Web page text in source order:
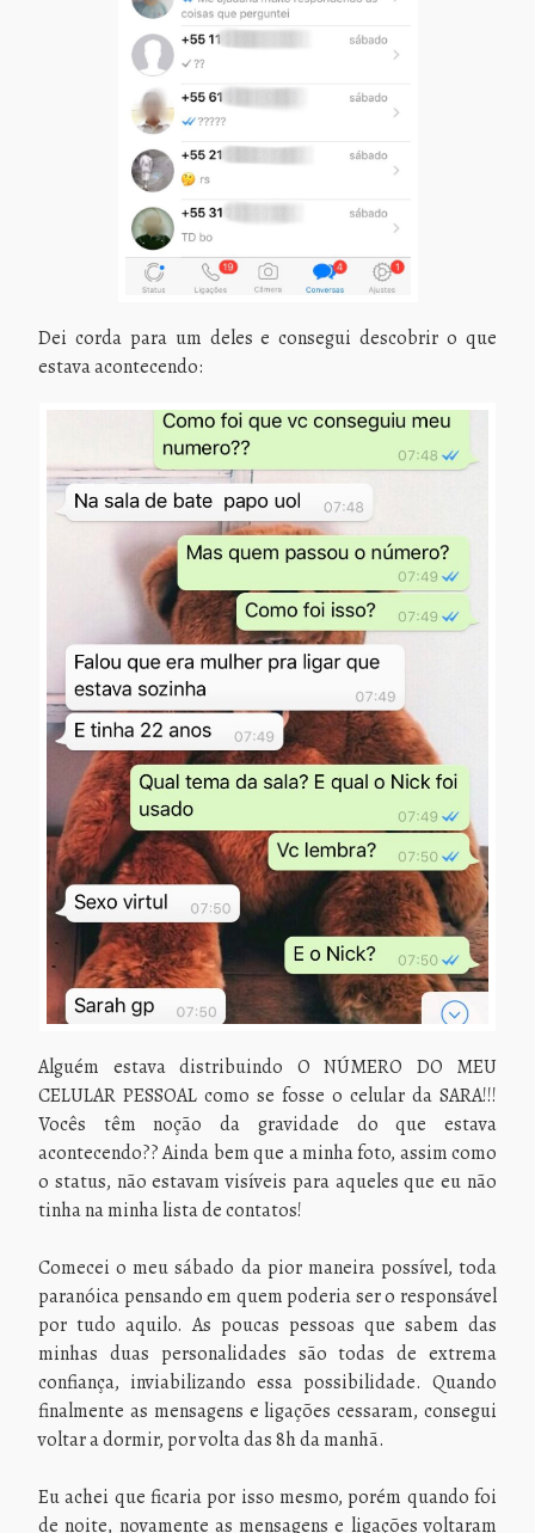
Dei corda para um deles e consegui descobrir o que
estava acontecendo:
Alguém estava distribuindo O NÚMERO DO MEU
CELULAR PESSOAL como se fosse o celular da SARA!!!
Vocês têm noção da gravidade do que estava
acontecendo?? Ainda bem que a minha foto, assim como
o status, não estavam visíveis para aqueles que eu não
tinha na minha lista de contatos!
Comecei o meu sábado da pior maneira possível, toda
paranóica pensando em quem poderia ser o responsável
por tudo aquilo. As poucas pessoas que sabem das
minhas duas personalidades são todas de extrema
confiança, inviabilizando essa possibilidade. Quando
finalmente as mensagens e ligações cessaram, consegui
voltar a dormir, por volta das 8h da manhã.
Eu achei que ficaria por isso mesmo, porém quando foi
de noite, novamente as mensagens e ligações voltaram